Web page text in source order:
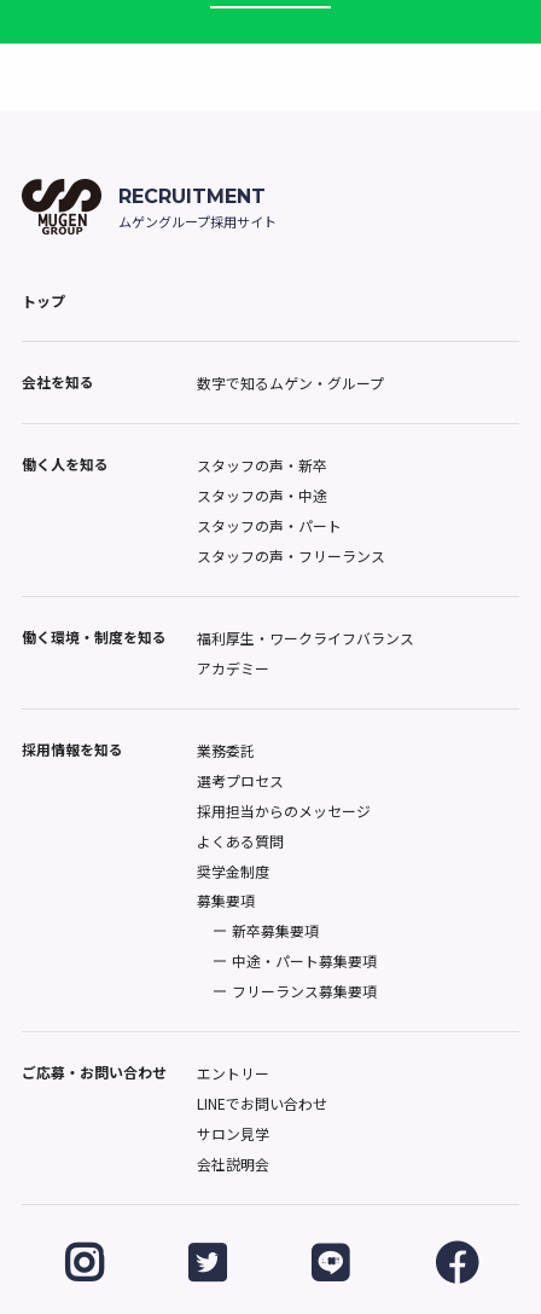
RECRUITMENT
ムゲングループ採用サイト
トップ
会社を知る 数字で知るムゲン・グループ
働く人を知る
スタッフの声・新卒
スタッフの声・中途
スタッフの声・パート
スタッフの声・フリーランス
働く環境・制度を知る
福利厚生・ワークライフバランス
アカデミー
採用情報を知る
業務委託
選考プロセス
採用担当からのメッセージ
よくある質問
奨学金制度
募集要項
新卒募集要項
中途・パート募集要項
フリーランス募集要項
ご応募・お問い合わせ
エントリー
LINEでお問い合わせ
サロン見学
会社説明会